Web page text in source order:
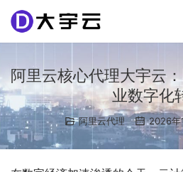
阿里云核心代理大宇云
业数字化
阿里云代理 2026年